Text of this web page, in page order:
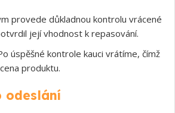
provede důkladnou kontrolu vrácené
její vhodnost k repasování.
úspěšné kontrole kauci vrátíme, čímž
produktu.
odeslání